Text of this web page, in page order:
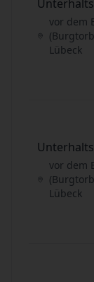
vor dem
Lübeck
vor dem
Lübeck